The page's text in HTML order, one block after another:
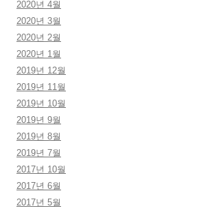
2020년 4월
2020년 3월
2020년 2월
2020년 1월
2019년 12월
2019년 11월
2019년 10월
2019년 9월
2019년 8월
2019년 7월
2017년 10월
2017년 6월
2017년 5월